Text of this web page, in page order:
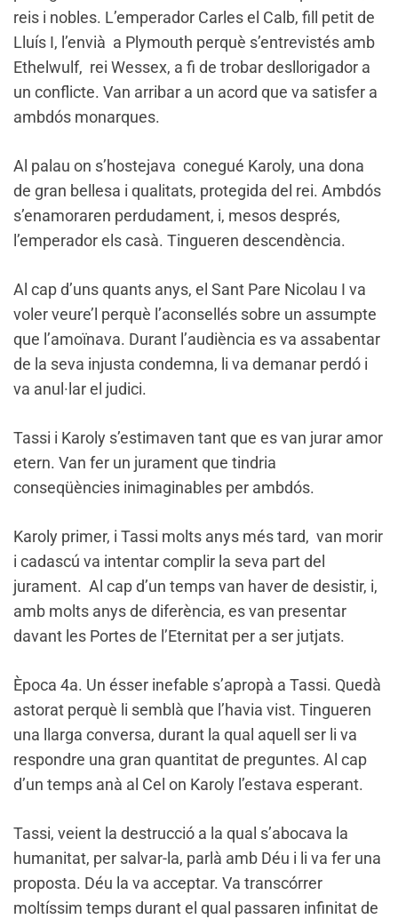
reis i nobles. L’emperador Carles el Calb, fill petit de
Lluís I, l’envià a Plymouth perquè s’entrevistés amb
Ethelwulf, rei Wessex, a fi de trobar desllorigador a
un conflicte. Van arribar a un acord que va satisfer a
ambdós monarques.
Al palau on s’hostejava conegué Karoly, una dona
de gran bellesa i qualitats, protegida del rei. Ambdós
s’enamoraren perdudament, i, mesos després,
l’emperador els casà. Tingueren descendència.
Al cap d’uns quants anys, el Sant Pare Nicolau I va
voler veure’l perquè l’aconsellés sobre un assumpte
que l’amoïnava. Durant l’audiència es va assabentar
de la seva injusta condemna, li va demanar perdó i
va anul·lar el judici.
Tassi i Karoly s’estimaven tant que es van jurar amor
etern. Van fer un jurament que tindria
conseqüències inimaginables per ambdós.
Karoly primer, i Tassi molts anys més tard, van morir
i cadascú va intentar complir la seva part del
jurament. Al cap d’un temps van haver de desistir, i,
amb molts anys de diferència, es van presentar
davant les Portes de l’Eternitat per a ser jutjats.
Època 4a. Un ésser inefable s’apropà a Tassi. Quedà
astorat perquè li semblà que l’havia vist. Tingueren
una llarga conversa, durant la qual aquell ser li va
respondre una gran quantitat de preguntes. Al cap
d’un temps anà al Cel on Karoly l’estava esperant.
Tassi, veient la destrucció a la qual s’abocava la
humanitat, per salvar-la, parlà amb Déu i li va fer una
proposta. Déu la va acceptar. Va transcórrer
moltíssim temps durant el qual passaren infinitat de